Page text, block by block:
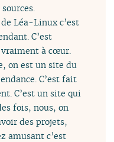
Léa-Linux c’est
C’est
à cœur.
on est un site du
C’est fait
C’est un site qui
fois, nous, on
des projets,
amusant c’est